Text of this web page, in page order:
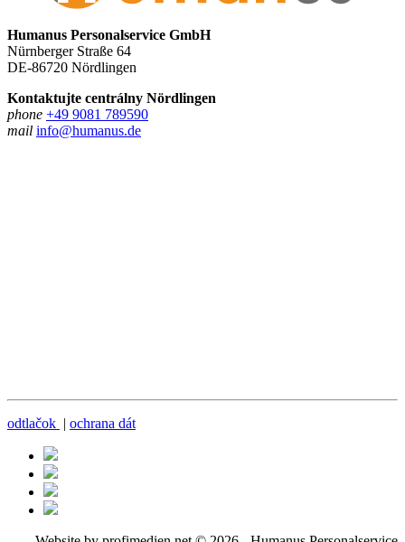
Humanus Personalservice GmbH
Nürnberger Straße 64
DE-86720 Nördlingen
Kontaktujte centrálny Nördlingen
phone +49 9081 789590
mail info@humanus.de
odtlačok | ochrana dát